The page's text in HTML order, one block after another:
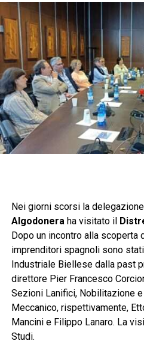
Nei giorni scorsi la
Algodoneraha visitato il
Dopo un incontro alla scoperta
imprenditori spagnoli sono
Industriale Biellese dalla past
direttore Pier Francesco
Sezioni Lanifici, Nobilitazione
Meccanico, rispettivamente,
Mancini e Filippo Lanaro. La
Studi.